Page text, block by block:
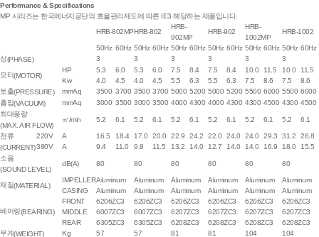
Performance & Specifications
MP 시리즈는 한국에너지공단의 효율관리제도에 따른 IE3 해당하는 제품입니다.
HRB-802MPHRB-802
HRB-
902MP
HRB-902
HRB-
1002MP
HRB-1002
50Hz 60Hz 50Hz 60Hz 50Hz 60Hz 50Hz 60Hz 50Hz 60Hz 50Hz 60Hz
상(PHASE) 3 3 3 3 3 3
모터(MOTOR)
HP 5.3 6.0 5.3 6.0 7.5 8.4 7.5 8.4 10.0 11.5 10.0
11.5
Kw
4.0 4.5 4.0 4.5 5.5 6.3 5.5 6.3 7.5 8.6 7.5
8.6
토출(PRESSURE) mmAq 3500 3700 3500 3700 5000 5200 5000 5200 5500 6000 5500 6000
흡입(VACUUM) mmAq 3000 3500 3000 3500 4000 4300 4000 4300 4300 4500 4300 4500
최대풍량
(MAX. AIR FLOW)
㎥/min 5.2 6.1 5.2 6.1 5.2 6.1 5.2 6.1 5.2 6.1 5.2 6.1
전류
(CURRENT)
220V A 16.5 18.4 17.0 20.0 22.9 24.2 22.0 24.0 24.0 29.3 31.2
26.8
380V
A 9.4 11.0 9.8 11.5 13.2 14.0 12.7 14.0 14.0 16.9 18.0
15.5
소음
(SOUND LEVEL)
dB(A) 80 80 80 80 80 80
재질(MATERIAL)
IMPELLERAluminum Aluminum Aluminum Aluminum Aluminum
Aluminum
CASING
Aluminum Aluminum Aluminum Aluminum Aluminum Aluminum
베어링(BEARING)
FRONT 6206ZC3 6206ZC3 6206ZC3 6206ZC3 6206ZC3
6206ZC3
MIDDLE
6007ZC3 6007ZC3 6207ZC3 6207ZC3 6207ZC3
6207ZC3
REAR
6305ZC3 6305ZC3 6208ZC3 6208ZC3 6208ZC3
6208ZC3
무게 (WEIGHT) Kg 57 57 81 81 104
104